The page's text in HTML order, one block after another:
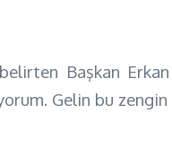
Başkan
Gelin bu